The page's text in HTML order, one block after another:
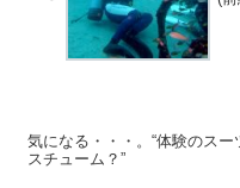
気になる・・・。“体験のスー
スチューム？”